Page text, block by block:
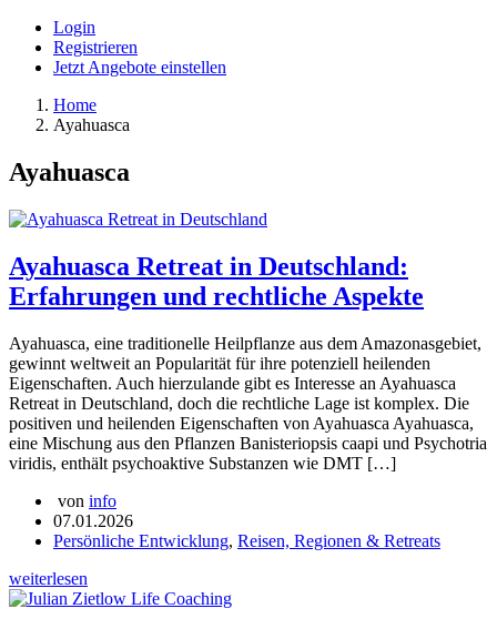
Login
Registrieren
Jetzt Angebote einstellen
Home
Ayahuasca
Ayahuasca
Ayahuasca Retreat in Deutschland:
Erfahrungen und rechtliche Aspekte
Ayahuasca, eine traditionelle Heilpflanze aus dem Amazonasgebiet,
gewinnt weltweit an Popularität für ihre potenziell heilenden
Eigenschaften. Auch hierzulande gibt es Interesse an Ayahuasca
Retreat in Deutschland, doch die rechtliche Lage ist komplex. Die
positiven und heilenden Eigenschaften von Ayahuasca Ayahuasca,
eine Mischung aus den Pflanzen Banisteriopsis caapi und Psychotria
viridis, enthält psychoaktive Substanzen wie DMT […]
von info
07.01.2026
Persönliche Entwicklung, Reisen, Regionen & Retreats
weiterlesen